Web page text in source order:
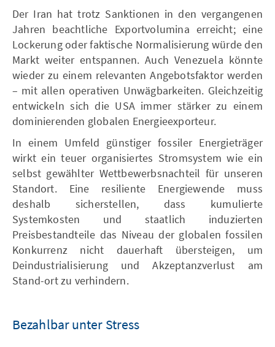
Der Iran hat trotz Sanktionen in den vergangenen
Jahren beachtliche Exportvolumina erreicht; eine
Lockerung oder faktische Normalisierung würde den
Markt weiter entspannen. Auch Venezuela könnte
wieder zu einem relevanten Angebotsfaktor werden
– mit allen operativen Unwägbarkeiten. Gleichzeitig
entwickeln sich die USA immer stärker zu einem
dominierenden globalen Energieexporteur.
In einem Umfeld günstiger fossiler Energieträger
wirkt ein teuer organisiertes Stromsystem wie ein
selbst gewählter Wettbewerbsnachteil für unseren
Standort. Eine resiliente Energiewende muss
deshalb sicherstellen, dass kumulierte
Systemkosten und staatlich induzierten
Preisbestandteile das Niveau der globalen fossilen
Konkurrenz nicht dauerhaft übersteigen, um
Deindustrialisierung und Akzeptanzverlust am
Stand-ort zu verhindern.
Bezahlbar unter Stress